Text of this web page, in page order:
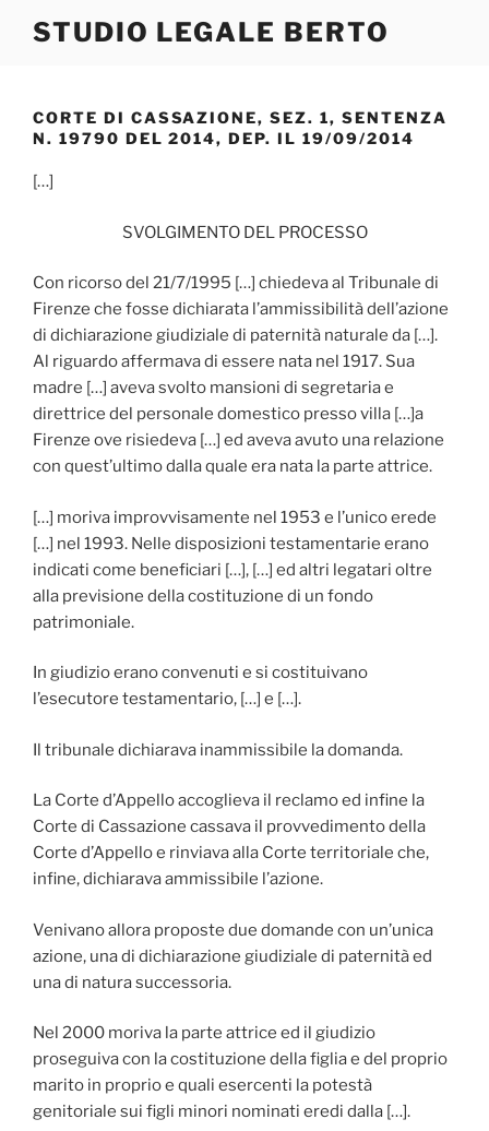
STUDIO LEGALE BERTO
CORTE DI CASSAZIONE, SEZ. 1, SENTENZA
N. 19790 DEL 2014, DEP. IL 19/09/2014
[…]
SVOLGIMENTO DEL PROCESSO
Con ricorso del 21/7/1995 […] chiedeva al Tribunale di
Firenze che fosse dichiarata l’ammissibilità dell’azione
di dichiarazione giudiziale di paternità naturale da […].
Al riguardo affermava di essere nata nel 1917. Sua
madre […] aveva svolto mansioni di segretaria e
direttrice del personale domestico presso villa […]a
Firenze ove risiedeva […] ed aveva avuto una relazione
con quest’ultimo dalla quale era nata la parte attrice.
[…] moriva improvvisamente nel 1953 e l’unico erede
[…] nel 1993. Nelle disposizioni testamentarie erano
indicati come beneficiari […], […] ed altri legatari oltre
alla previsione della costituzione di un fondo
patrimoniale.
In giudizio erano convenuti e si costituivano
l’esecutore testamentario, […] e […].
Il tribunale dichiarava inammissibile la domanda.
La Corte d’Appello accoglieva il reclamo ed infine la
Corte di Cassazione cassava il provvedimento della
Corte d’Appello e rinviava alla Corte territoriale che,
infine, dichiarava ammissibile l’azione.
Venivano allora proposte due domande con un’unica
azione, una di dichiarazione giudiziale di paternità ed
una di natura successoria.
Nel 2000 moriva la parte attrice ed il giudizio
proseguiva con la costituzione della figlia e del proprio
marito in proprio e quali esercenti la potestà
genitoriale sui figli minori nominati eredi dalla […].